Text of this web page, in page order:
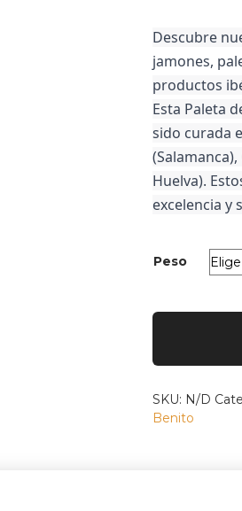
Descubre
jamones,
productos
Esta Paleta
sido curada
Huelva).
excelencia y
Peso
de
de
50%
Raza
SKU: N/D
Benito